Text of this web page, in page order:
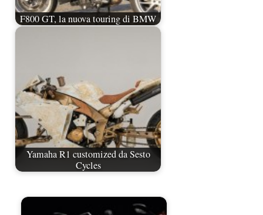
F800 GT, la nuova touring di BMW
Yamaha R1 customized da Sesto
Cycles